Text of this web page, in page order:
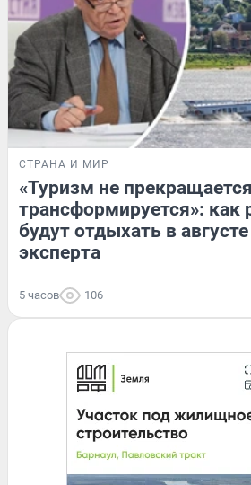
СТРАНА И МИР
«Туризм не
трансформируется»: как
будут отдыхать в
эксперта
5 часов 106